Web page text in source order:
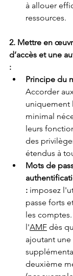
à allouer
ressources.
2. Mettre en
d’accès et une
:
Principe du
Accorder
uniquement
minimal
leurs
des
étendus à
Mots de
: imposez
passe forts
les
l'AMF dès
ajoutant
deuxième